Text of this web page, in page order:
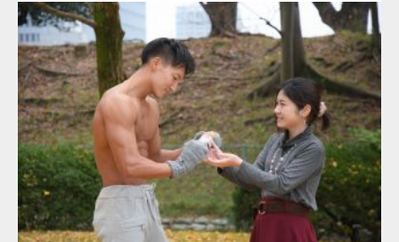
Update:2021.07.8
Category:公園のマッチョ その他 AKIHITO(細マッチョ) 上腕三頭筋
肩
ダウンロード